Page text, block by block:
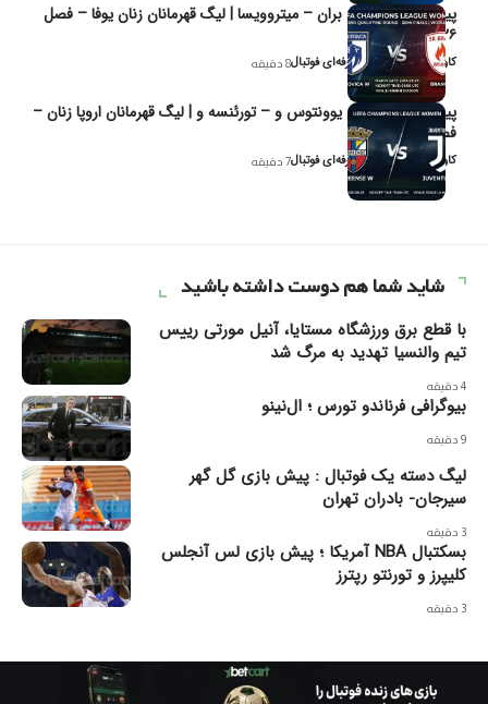
پیش‌بینی و تحلیل بران – میتروویسا | لیگ قهرمانان زنان یوفا – فصل
۲۰۲۶
کاوه نیک‌فر، تحلیل‌گر حرفه‌ای فوتبال8 دقیقه
پیش‌بینی و تحلیل یوونتوس و – تورئنسه و | لیگ قهرمانان اروپا زنان –
فصل ۲۰۲۶
کاوه نیک‌فر، تحلیل‌گر حرفه‌ای فوتبال7 دقیقه
شاید شما هم دوست داشته باشید
با قطع برق ورزشگاه مستایا، آنیل مورتی رییس
تیم والنسیا تهدید به مرگ شد
4 دقیقه
بیوگرافی فرناندو تورس ؛ ال‌نینو
9 دقیقه
لیگ دسته یک فوتبال : پیش بازی گل گهر
سیرجان- بادران تهران
3 دقیقه
بسکتبال NBA آمریکا ؛ پیش بازی لس آنجلس
کلیپرز و تورنتو رپترز
3 دقیقه